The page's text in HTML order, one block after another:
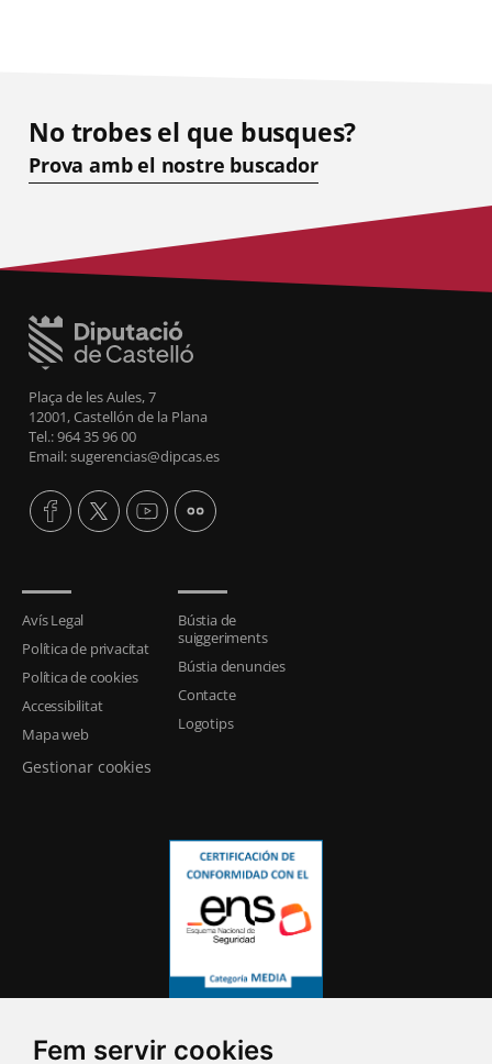
Fem servir cookies
No trobes el que busques?
Prova amb el nostre buscador
Plaça de les Aules, 7
12001, Castellón de la Plana
Tel.: 964 35 96 00
Email: sugerencias@dipcas.es
Avís Legal
Política de privacitat
Política de cookies
Accessibilitat
Mapa web
Gestionar cookies
Bústia de
suiggeriments
Bústia denuncies
Contacte
Logotips